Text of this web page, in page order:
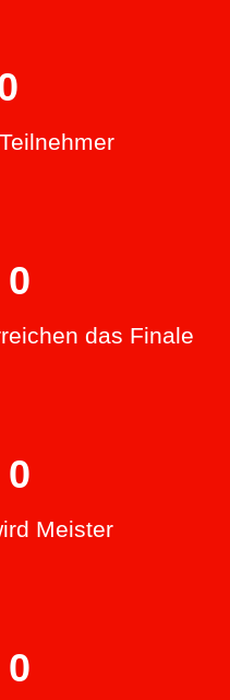
0
das Finale
0
Meister
0